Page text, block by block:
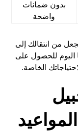
بدون ضمانات
واضحة
من انتقالك إلى
اليوم للحصول على
الخاصة.